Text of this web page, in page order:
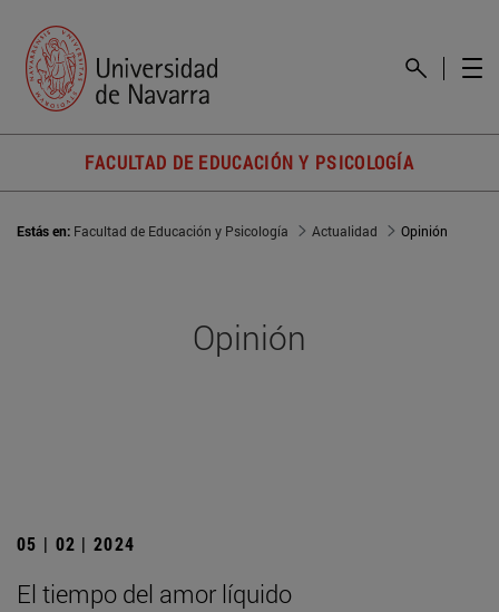
FACULTAD DE EDUCACIÓN Y PSICOLOGÍA
Estás en: Facultad de Educación y Psicología Actualidad Opinión
Opinión
05 | 02 | 2024
El tiempo del amor líquido